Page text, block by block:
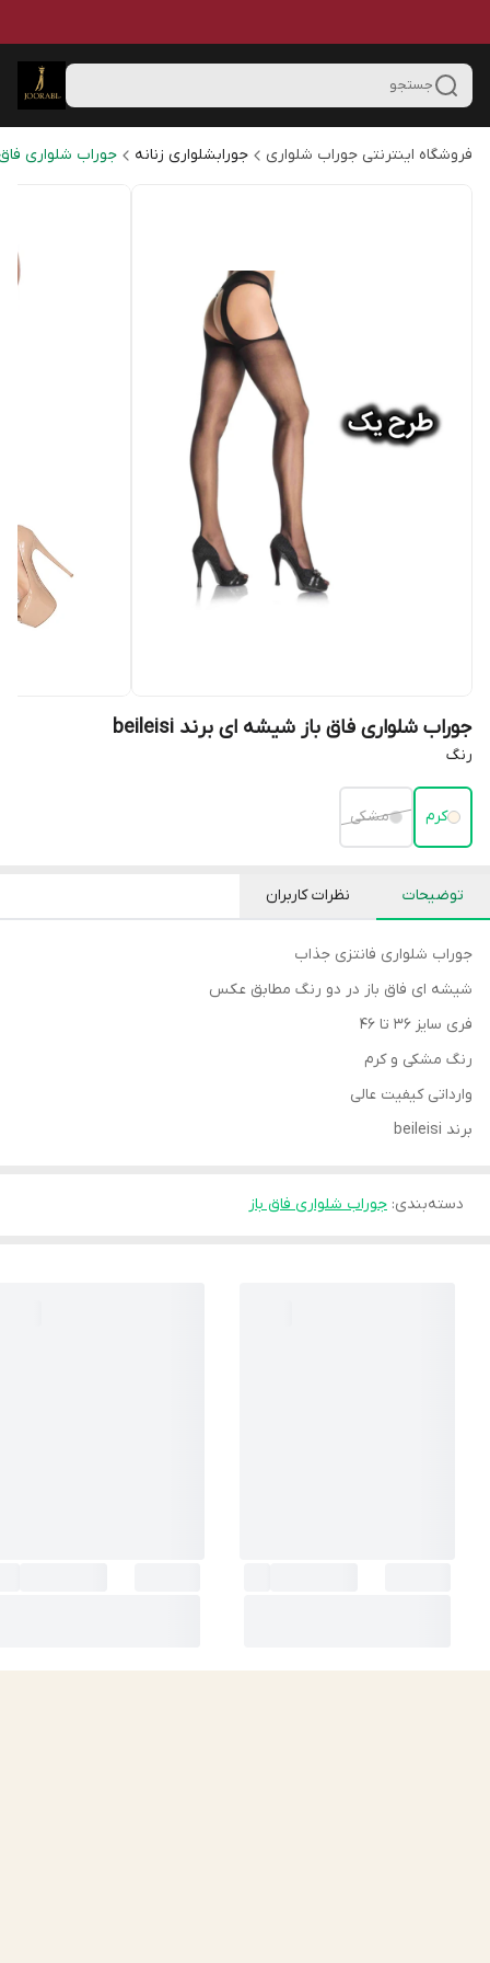
جستجو
فروشگاه اینترنتی جوراب شلواری جورابشلواری زنانه جوراب شلواری فاق
جوراب شلواری فاق باز شیشه ای برند beileisi
رنگ
کرم مشکی
توضیحات نظرات کاربران
جوراب شلواری فانتزی جذاب
شیشه ای فاق باز در دو رنگ مطابق عکس
فری سایز ۳۶ تا ۴۶
رنگ مشکی و کرم
وارداتی کیفیت عالی
برند beileisi
دسته‌بندی: جوراب شلواری فاق باز